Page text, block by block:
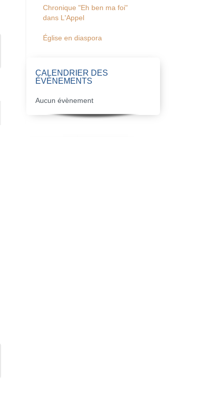
Chronique "Eh ben ma foi"
dans L'Appel
Église en diaspora
CALENDRIER DES
ÉVÈNEMENTS
Aucun évènement